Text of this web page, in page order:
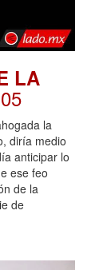
LA
la
diría medio
anticipar lo
ese feo
de la
de